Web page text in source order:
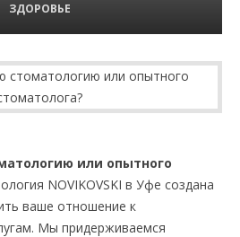
ЗДОРОВЬЕ
или опытного
NOVIKOVSKI в Уфе создана
ваше отношение к
Мы придерживаемся